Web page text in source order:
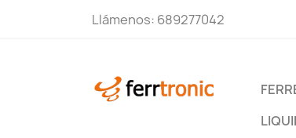
Llámenos: 689277042